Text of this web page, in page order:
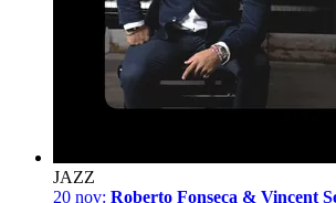
JAZZ
20 nov: Roberto Fonseca & Vincent